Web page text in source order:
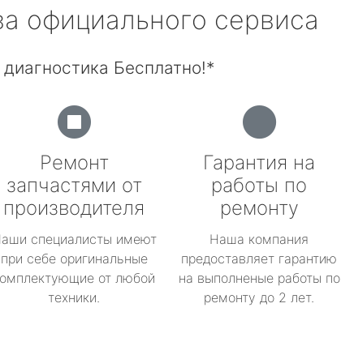
официального сервиса
Бесплатно!*
Ремонт
запчастями от
производителя
специалисты имеют
при себе оригинальные
от любой
техники.
Гарантия на
работы по
ремонту
Наша компания
предоставляет гарантию
на выполненые работы по
ремонту до 2 лет.